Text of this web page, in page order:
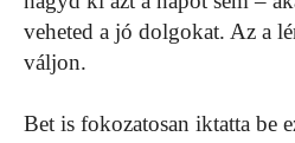
veheted a jó dolgokat. Az a
váljon.
Bet is fokozatosan iktatta be